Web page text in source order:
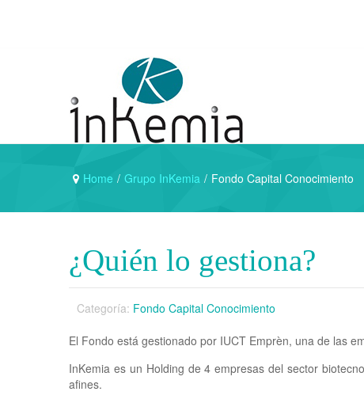
Home / Grupo InKemia / Fondo Capital Conocimiento
¿Quién lo gestiona?
Categoría: Fondo Capital Conocimiento
El Fondo está gestionado por IUCT Emprèn, una de las
InKemia es un Holding de 4 empresas del sector
afines.